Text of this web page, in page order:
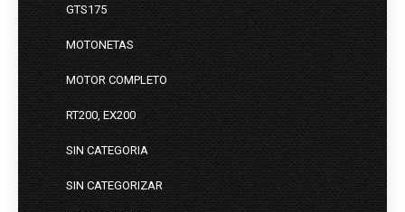
GTS175
MOTONETAS
MOTOR COMPLETO
RT200, EX200
SIN CATEGORIA
SIN CATEGORIZAR